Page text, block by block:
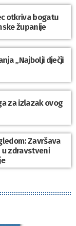
otkriva bogatu
županije
„Najbolji dječji
za izlazak ovog
Završava
u zdravstveni